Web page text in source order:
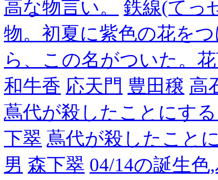
高な物言い。
鉄線(てっ
物。初夏に紫色の花を
ら、この名がついた。
和牛香 応天門 豊田穣 高
蔦代が殺したことにす
下翠 蔦代が殺したこと
男 森下翠 04/14の誕生